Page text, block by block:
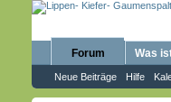
Forum
Neue Beiträge Hilfe
Was